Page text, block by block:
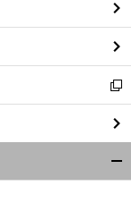
ド
ウ
で
開
く
新
し
い
ウ
ィ
ン